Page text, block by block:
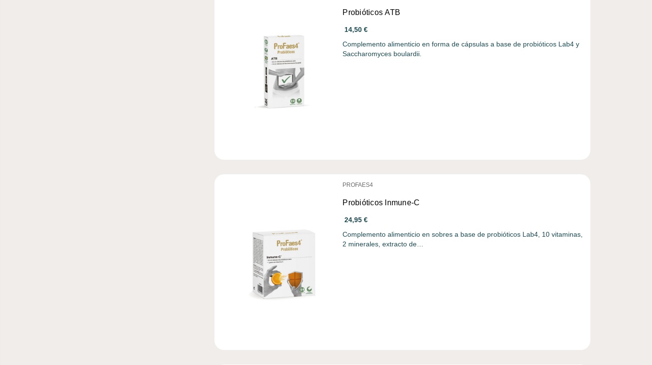
Probióticos ATB
14,50 €
Complemento alimenticio en forma de cápsulas a base de probióticos Lab4 y
Saccharomyces boulardii.
PROFAES4
Probióticos Inmune-C
24,95 €
Complemento alimenticio en sobres a base de probióticos Lab4, 10 vitaminas,
2 minerales, extracto de…